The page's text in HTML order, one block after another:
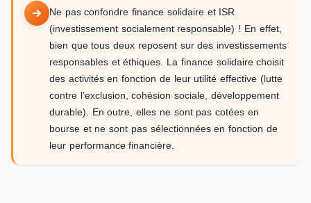
Ne pas confondre finance solidaire et ISR
(investissement socialement responsable) ! En effet,
bien que tous deux reposent sur des investissements
responsables et éthiques. La finance solidaire choisit
des activités en fonction de leur utilité effective (lutte
contre l’exclusion, cohésion sociale, développement
durable). En outre, elles ne sont pas cotées en
bourse et ne sont pas sélectionnées en fonction de
leur performance financière.